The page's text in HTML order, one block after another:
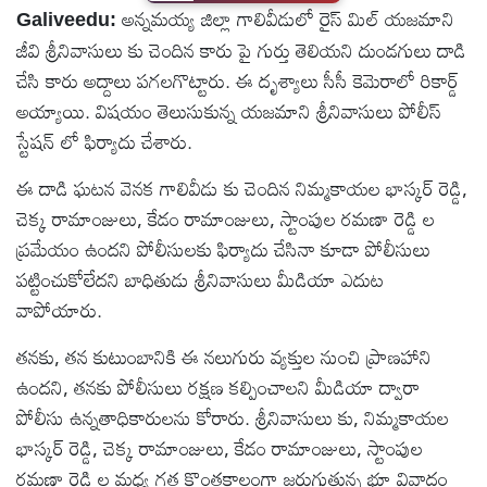
టెక్నాలజీ
స్పెషల్స్
ఉద్యోగాలు
లైవ్
టీవి
వ్యవసాయం
ఓటీటీ
వీడియోలు
Galiveedu: అన్నమయ్య జిల్లా గాలివీడులో రైస్ మిల్ యజమాని
జీవి శ్రీనివాసులు కు చెందిన కారు పై గుర్తు తెలియని దుండగులు దాడి
చేసి కారు అద్దాలు పగలగొట్టారు. ఈ దృశ్యాలు సీసీ కెమెరాలో రికార్డ్
అయ్యాయి. విషయం తెలుసుకున్న యజమాని శ్రీనివాసులు పోలీస్
స్టేషన్ లో ఫిర్యాదు చేశారు.
ఈ దాడి ఘటన వెనక గాలివీడు కు చెందిన నిమ్మకాయల భాస్కర్ రెడ్డి,
చెక్క రామాంజులు, కేడం రామాంజులు, స్టాంపుల రమణా రెడ్డి ల
ప్రమేయం ఉందని పోలీసులకు ఫిర్యాదు చేసినా కూడా పోలీసులు
పట్టించుకోలేదని బాధితుడు శ్రీనివాసులు మీడియా ఎదుట
వాపోయారు.
తనకు, తన కుటుంబానికి ఈ నలుగురు వ్యక్తుల నుంచి ప్రాణహాని
ఉందని, తనకు పోలీసులు రక్షణ కల్పించాలని మీడియా ద్వారా
పోలీసు ఉన్నతాధికారులను కోరారు. శ్రీనివాసులు కు, నిమ్మకాయల
భాస్కర్ రెడ్డి, చెక్క రామాంజులు, కేడం రామాంజులు, స్టాంపుల
రమణా రెడ్డి ల మధ్య గత కొంతకాలంగా జరుగుతున్న భూ వివాదం